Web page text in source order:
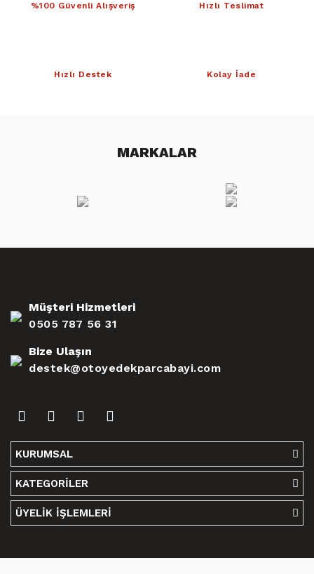
%100 Güvenli Alışveriş Hızlı Teslimat
Hızlı Destek Kolay İade
MARKALAR
Müşteri Hizmetleri
0505 787 56 31
Bize Ulaşın
destek@otoyedekparcabayi.com
KURUMSAL
KATEGORİLER
ÜYELİK İŞLEMLERİ